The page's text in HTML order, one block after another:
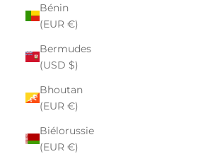
Bénin
(EUR €)
Bermudes
(USD $)
Bhoutan
(EUR €)
Biélorussie
(EUR €)